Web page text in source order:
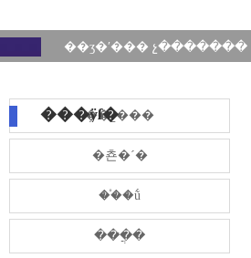
��ʒ�ʹ��� չ�������
���ÿſ���˾���
�쵼�´�
��֯�ṹ
���̷ֲ�